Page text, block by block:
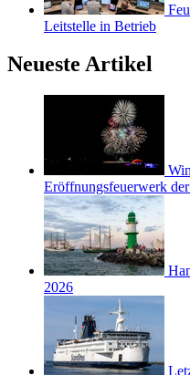
Leitstelle in Betrieb
Neueste Artikel
Eröffnungsfeuerwerk
2026